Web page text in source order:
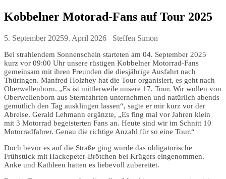
Kobbelner Motorad-Fans auf Tour 2025
5. September 20259. April 2026 Steffen Simon
Bei strahlendem Sonnenschein starteten am 04. September 2025
kurz vor 09:00 Uhr unsere rüstigen Kobbelner Motorrad-Fans
gemeinsam mit ihren Freunden die diesjährige Ausfahrt nach
Thüringen. Manfred Holzhey hat die Tour organisiert, es geht nach
Oberwellenborn. „Es ist mittlerweile unsere 17. Tour. Wir wollen von
Oberwellenborn aus Sternfahrten unternehmen und natürlich abends
gemütlich den Tag ausklingen lassen“, sagte er mir kurz vor der
Abreise. Gerald Lehmann ergänzte, „Es fing mal vor Jahren klein
mit 3 Motorrad begeisterten Fans an. Heute sind wir im Schnitt 10
Motorradfahrer. Genau die richtige Anzahl für so eine Tour.“
Doch bevor es auf die Straße ging wurde das obligatorische
Frühstück mit Hackepeter-Brötchen bei Krügers eingenommen.
Anke und Kathleen hatten es liebevoll zubereitet.